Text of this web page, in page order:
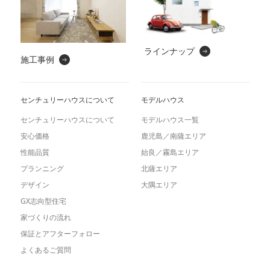
施工事例
ラインナップ
センチュリーハウスについて
センチュリーハウスについて
安心価格
性能品質
プランニング
デザイン
GX志向型住宅
家づくりの流れ
保証とアフターフォロー
よくあるご質問
モデルハウス
モデルハウス一覧
鹿児島／南薩エリア
始良／霧島エリア
北薩エリア
大隅エリア